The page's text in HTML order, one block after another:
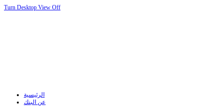
Turn Desktop View Off
الرئيسية
عن البنك